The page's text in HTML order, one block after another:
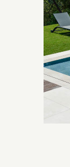
Les
options